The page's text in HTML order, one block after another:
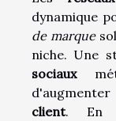
dynamique
de marque
niche. Une
sociaux
client. En